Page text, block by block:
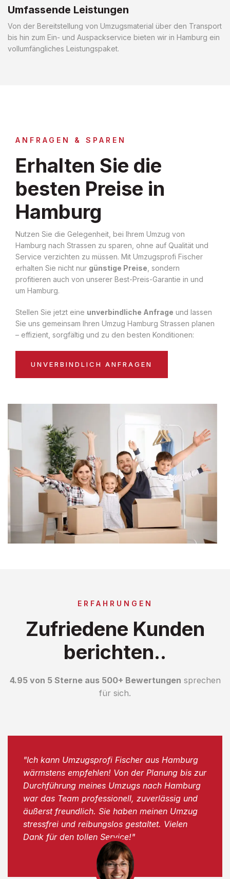
Umfassende Leistungen
Von der Bereitstellung von Umzugsmaterial über den Transport
bis hin zum Ein- und Auspackservice bieten wir in Hamburg ein
vollumfängliches Leistungspaket.
ANFRAGEN & SPAREN
Erhalten Sie die
besten Preise in
Hamburg
Nutzen Sie die Gelegenheit, bei Ihrem Umzug von
Hamburg nach Strassen zu sparen, ohne auf Qualität und
Service verzichten zu müssen. Mit Umzugsprofi Fischer
erhalten Sie nicht nur günstige Preise , sondern
profitieren auch von unserer Best-Preis-Garantie in und
um Hamburg.
Stellen Sie jetzt eine unverbindliche Anfrage und lassen
Sie uns gemeinsam Ihren Umzug Hamburg Strassen planen
– effizient, sorgfältig und zu den besten Konditionen:
UNVERBINDLICH ANFRAGEN
ERFAHRUNGEN
Zufriedene Kunden
berichten..
4.95 von 5 Sterne aus 500+ Bewertungen sprechen
für sich.
"Ich kann Umzugsprofi Fischer aus Hamburg
wärmstens empfehlen! Von der Planung bis zur
Durchführung meines Umzugs nach Hamburg
war das Team professionell, zuverlässig und
äußerst freundlich. Sie haben meinen Umzug
stressfrei und reibungslos gestaltet. Vielen
Dank für den tollen Service!"